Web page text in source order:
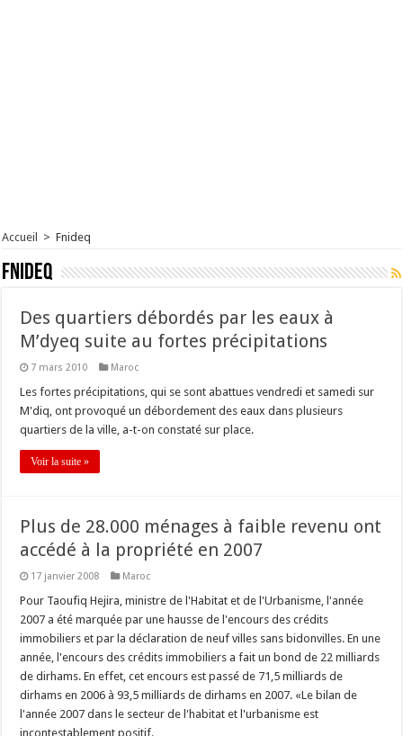
Accueil > Fnideq
Fnideq
Des quartiers débordés par les eaux à
M’dyeq suite au fortes précipitations
7 mars 2010 Maroc
Les fortes précipitations, qui se sont abattues vendredi et samedi sur
M'diq, ont provoqué un débordement des eaux dans plusieurs
quartiers de la ville, a-t-on constaté sur place.
Voir la suite »
Plus de 28.000 ménages à faible revenu ont
accédé à la propriété en 2007
17 janvier 2008 Maroc
Pour Taoufiq Hejira, ministre de l'Habitat et de l'Urbanisme, l'année
2007 a été marquée par une hausse de l'encours des crédits
immobiliers et par la déclaration de neuf villes sans bidonvilles. En une
année, l'encours des crédits immobiliers a fait un bond de 22 milliards
de dirhams. En effet, cet encours est passé de 71,5 milliards de
dirhams en 2006 à 93,5 milliards de dirhams en 2007. «Le bilan de
l'année 2007 dans le secteur de l'habitat et l'urbanisme est
incontestablement positif.